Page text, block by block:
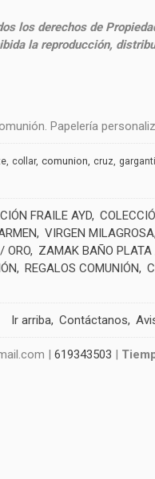
los derechos de
la reproducción,
Papelería
collar comunion cruz
FRAILE AYD
VIRGEN MILAGROSA
ORO ZAMAK BAÑO PLATA
REGALOS COMUNIÓN
Ir arriba Contáctanos
|619343503 |